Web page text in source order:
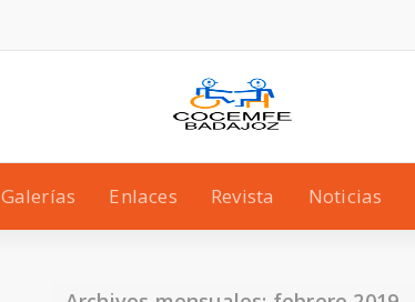
Galerías Enlaces Revista Noticias